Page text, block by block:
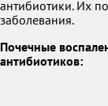
антибиотики. Их
заболевания.
Почечные
антибиотиков: